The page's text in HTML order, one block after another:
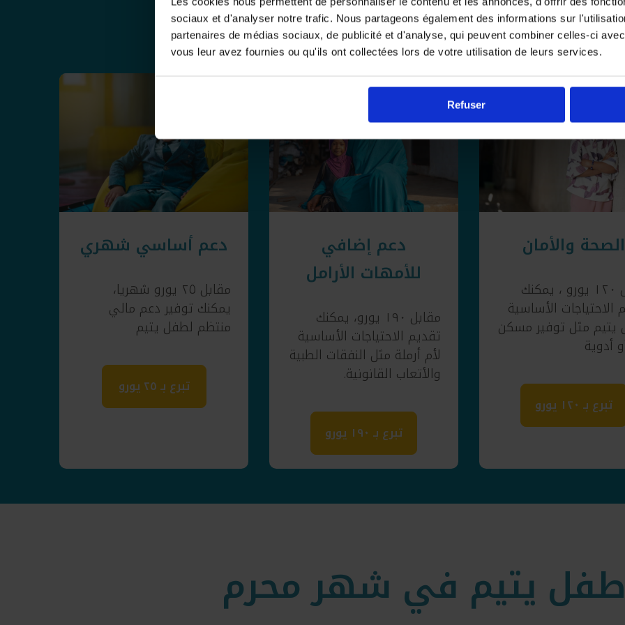
sociaux et d'analyser notre trafic. Nous partageons également des informations sur
partenaires de médias sociaux, de publicité et d'analyse, qui peuvent combiner celles-ci
vous leur avez fournies ou qu'ils ont collectées lors de votre utilisation de leurs services.
Refuser
ورسم مستقبل أفضل لهم أسوةً بأقرانهم من أبناء المجتمع الذي يعيشون فيه.
دعم أساسي شهري
مقابل ٢٥ يورو شهريا،
يمكنك توفير دعم مالي
منتظم لطفل يتيم
تبرع بـ ٢٥ يورو
دعم إضافي
للأمهات الأرامل
مقابل ١٩٠ يورو، يمكنك
تقديم الاحتياجات الأساسية
لأم أرملة مثل النفقات الطبية
والأتعاب القانونية.
تبرع بـ ١٩٠ يورو
الصحة والأمان
مقابل ١٢٠ يورو ، يمكنك
الاحتياجات الأساسية
يتيم مثل توفير مسكن
أدوية
تبرع بـ ١٢٠ يورو
يتيم في شهر محرم